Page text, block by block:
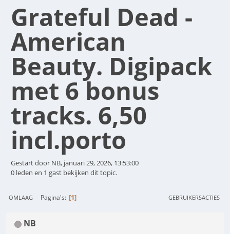
Grateful Dead -
American
Beauty. Digipack
met 6 bonus
tracks. 6,50
incl.porto
Gestart door NB, januari 29, 2026, 13:53:00
0 leden en 1 gast bekijken dit topic.
OMLAAG Pagina's 1 GEBRUIKERSACTIES
NB